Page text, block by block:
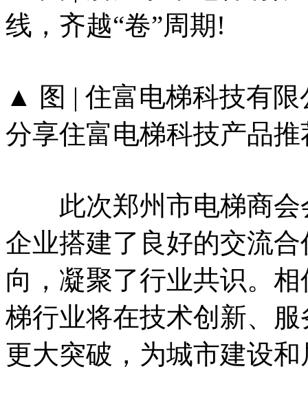
线，齐越“卷”周期!
▲ 图 | 住富电梯科技有
分享住富电梯科技产品推
此次郑州市电梯商会
企业搭建了良好的交流
向，凝聚了行业共识。
梯行业将在技术创新、
更大突破，为城市建设